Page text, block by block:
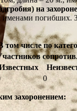
на
погибших.
том числе по
0
захоронением: